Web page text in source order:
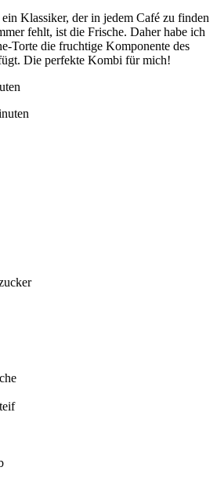
Klassiker, der in jedem Café zu finden
fehlt, ist die Frische. Daher habe ich
Torte die fruchtige Komponente des
Die perfekte Kombi für mich!